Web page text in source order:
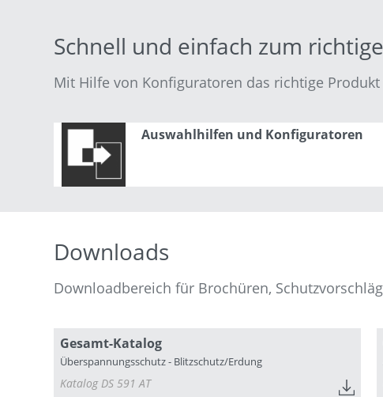
Schnell und einfach zum
Mit Hilfe von Konfiguratoren das richtige
Auswahlhilfen und Konfiguratoren
Downloads
Downloadbereich für Brochüren,
Gesamt-Katalog
Überspannungsschutz - Blitzschutz/Erdung
Katalog DS 591 AT